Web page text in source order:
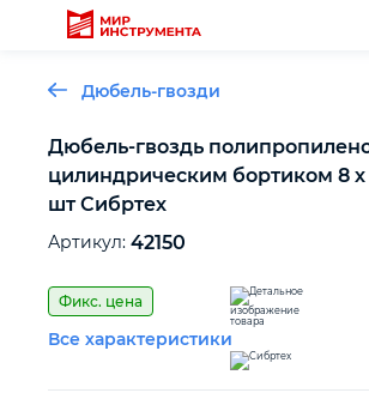
Отделочный инструмент
Слесарный инструмент
Столярный инструмент
Дюбель-гвозди
Дюбель-гвоздь
цилиндрическим бортиком 8 х
шт Сибртех
Артикул: 42150
Фикс. цена
Все характеристики